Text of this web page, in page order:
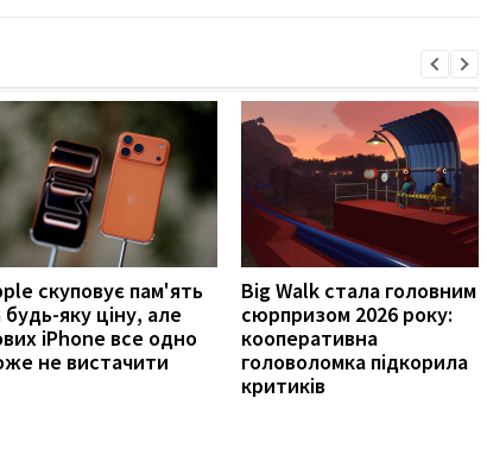
скуповує пам'ять
будь-яку ціну, але
iPhone все одно
не вистачити
Big Walk стала головним
сюрпризом 2026 року:
кооперативна
головоломка підкорила
критиків